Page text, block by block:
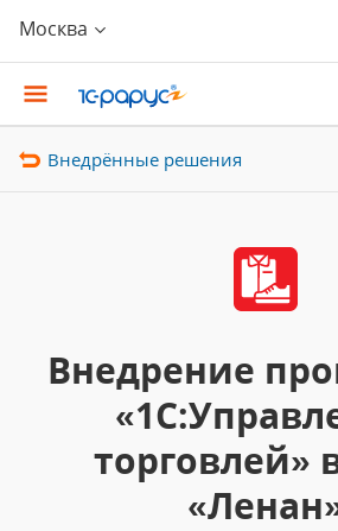
Москва
Внедрённые решения
Внедрение
торговлей»